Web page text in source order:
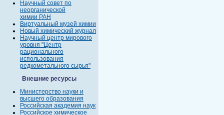
Научный совет по
неорганической
химии РАН
Виртуальный музей химии
Новый химический журнал
Научный центр мирового
уровня "Центр
рационального
использования
редкометального сырья"
Внешние ресурсы
Министерство науки и
высшего образования
Российская академия наук
Российское химическое